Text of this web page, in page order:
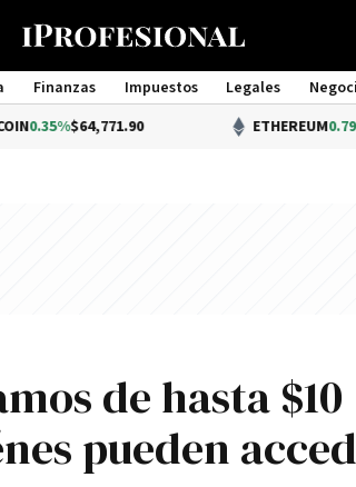
Finanzas Impuestos Legales
Management
ETHEREUM 0.79%
de hasta $10
pueden